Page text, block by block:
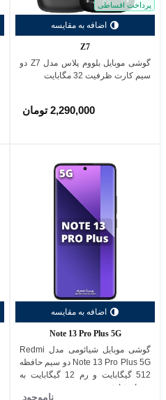
پرداخت اقساطی
اضافه به مقایسه
Z7
گوشی موبایل بلووم پلاس مدل Z7 دو
سیم کارت ظرفیت 32 مگابایت
2,290,000 تومان
اضافه به مقایسه
Note 13 Pro Plus 5G
گوشی موبایل شیائومی مدل Redmi
Note 13 Pro Plus 5G دو سیم حافظه
512 گیگابایت و رم 12 گیگابایت به
همراه شارژر
ناموجود